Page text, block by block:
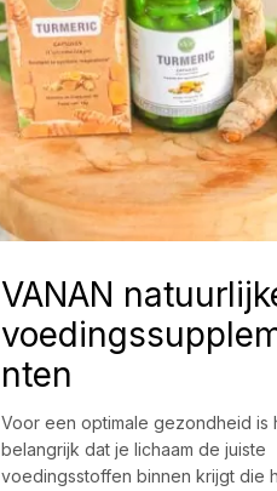
VANAN
nten
Voor een optimale gezondheid is
belangrijk dat je lichaam de juiste
voedingsstoffen binnen krijgt die